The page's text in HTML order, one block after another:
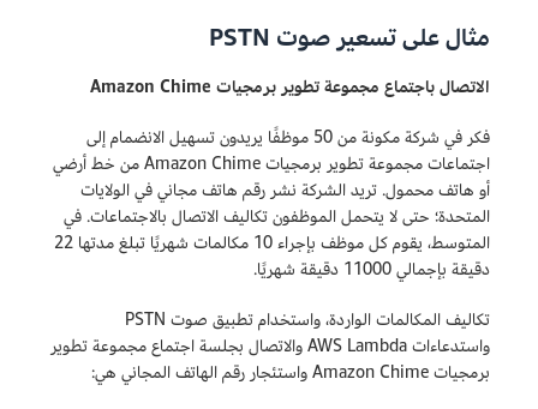
مثال على تسعير صوت PSTN
الاتصال باجتماع مجموعة تطوير برمجيات Amazon Chime
فكر في شركة مكونة من 50 موظفًا يريدون تسهيل الانضمام إلى
اجتماعات مجموعة تطوير برمجيات Amazon Chime من خط أرضي
أو هاتف محمول. تريد الشركة نشر رقم هاتف مجاني في الولايات
المتحدة؛ حتى لا يتحمل الموظفون تكاليف الاتصال بالاجتماعات. في
المتوسط، يقوم كل موظف بإجراء 10 مكالمات شهريًا تبلغ مدتها 22
دقيقة بإجمالي 11000 دقيقة شهريًا.
تكاليف المكالمات الواردة، واستخدام تطبيق صوت PSTN
واستدعاءات AWS Lambda والاتصال بجلسة اجتماع مجموعة تطوير
برمجيات Amazon Chime واستئجار رقم الهاتف المجاني هي: